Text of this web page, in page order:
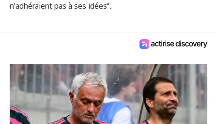
n'adhéraient pas à ses idées".